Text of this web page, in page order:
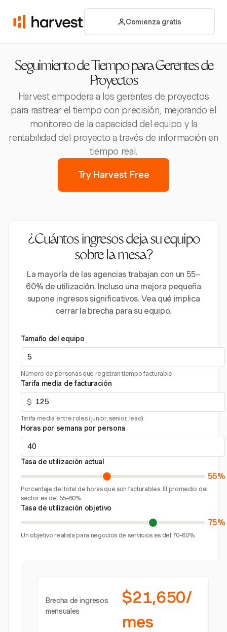
Comienza gratis
Seguimiento de Tiempo para Gerentes de
Proyectos
Harvest empodera a los gerentes de proyectos
para rastrear el tiempo con precisión, mejorando el
monitoreo de la capacidad del equipo y la
rentabilidad del proyecto a través de información en
tiempo real.
Try Harvest Free
¿Cuántos ingresos deja su equipo
sobre la mesa?
La mayoría de las agencias trabajan con un 55–
60% de utilización. Incluso una mejora pequeña
supone ingresos significativos. Vea qué implica
cerrar la brecha para su equipo.
Tamaño del equipo
Número de personas que registran tiempo facturable
Tarifa media de facturación
$
Tarifa media entre roles (junior, senior, lead)
Horas por semana por persona
Tasa de utilización actual
55%
Porcentaje del total de horas que son facturables. El promedio del
sector es del 55–60%.
Tasa de utilización objetivo
75%
Un objetivo realista para negocios de servicios es del 70–80%.
Brecha de ingresos
mensuales
$21,650/
mes